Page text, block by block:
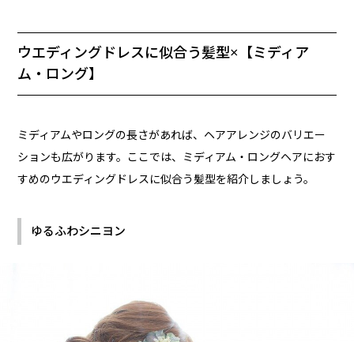
ウエディングドレスに似合う髪型×【ミディア
ム・ロング】
ミディアムやロングの長さがあれば、ヘアアレンジのバリエー
ションも広がります。ここでは、ミディアム・ロングヘアにおす
すめのウエディングドレスに似合う髪型を紹介しましょう。
ゆるふわシニヨン